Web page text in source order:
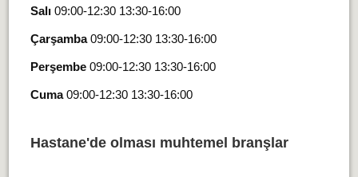
Salı09:00-12:30 13:30-16:00
Çarşamba09:00-12:30 13:30-16:00
Perşembe09:00-12:30 13:30-16:00
Cuma09:00-12:30 13:30-16:00
Hastane'de olması muhtemel branşlar